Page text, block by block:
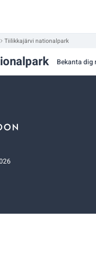
Tiilikkajärvi nationalpark
Bekanta dig